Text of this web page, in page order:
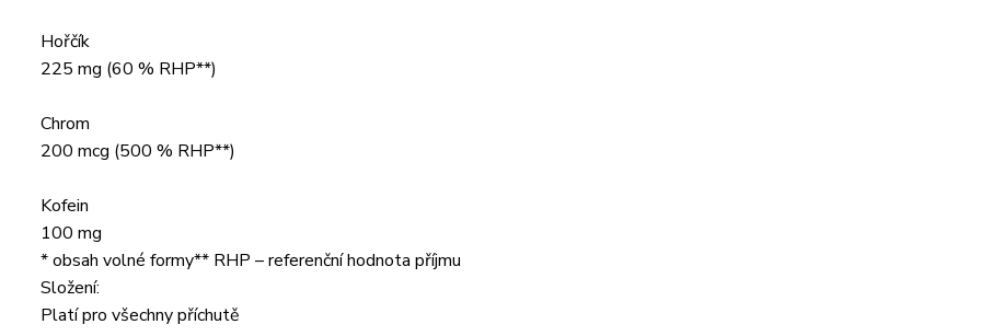
Hořčík
225 mg (60 % RHP**)
Chrom
200 mcg (500 % RHP**)
Kofein
100 mg
* obsah volné formy** RHP – referenční hodnota příjmu
Složení:
Platí pro všechny příchutě